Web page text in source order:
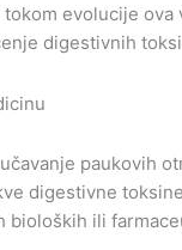
evolucije
digestivnih
paukovih
digestivne
bioloških ili